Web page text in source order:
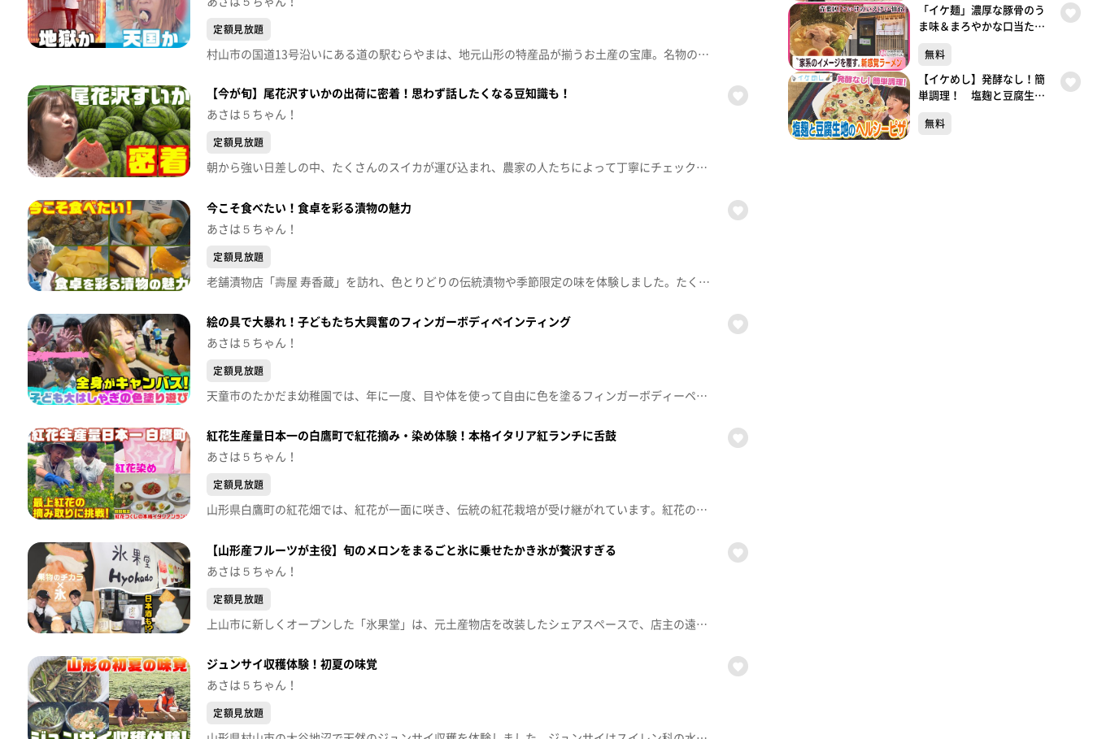
定額見放題
村山市の国道13号沿いにある道の駅むらやまは、地元山形の特産品が揃うお土産の宝庫。名物の「やみつきしみかりせん」は午前中に売り切れる希少なせんべい。「蔵王米菓のこわれせん」はコスパ抜群の人気商品です。また、村山市産フルーツを使ったゼリーや、村山ならではのそばパフェなどオリジナルスイーツも充実。名物の天ぷらそばも大好評。さらに、真夏には歩道橋が灼熱のスポットに変身し、ひんやりスイーツとの組み合わせも魅力。2029年のリニューアルを控えた注目の観光スポットです。
【今が旬】尾花沢すいかの出荷に密着！思わず話したくなる豆知識も！
あさは５ちゃん！
定額見放題
朝から強い日差しの中、たくさんのスイカが運び込まれ、農家の人たちによって丁寧にチェックされます。尾花沢すいかは、糖度や見た目、空洞の有無など厳しい基準をクリアしたものだけが出荷されます。今年の出来は特に良く、農家の皆さんも自信をもっています。軸回りや表面に少しでも傷があると規格外となり、細かい部分までこだわり抜かれています。消費者に本当においしいスイカを届けたいという強い思いがブランドを支えています。皆さんもぜひ、この旬の味を味わってみてください。
今こそ食べたい！食卓を彩る漬物の魅力
あさは５ちゃん！
定額見放題
老舗漬物店「壽屋 寿香蔵」を訪れ、色とりどりの伝統漬物や季節限定の味を体験しました。たくあんやピリ辛きゅうり、リンゴ酢のピクルス、さくらんぼ由来の乳酸菌キムチなど、素材や製法へのこだわりが光ります。漬物作り体験では大根の漬け込みに挑戦し、伝統の技を実感。併設カフェでは甘酒や果実ソーダなど地元食材のドリンクも味わえ、梅の砂糖漬け「茜姫」も人気。漬物製造現場を見学し、手作業が主であることや機械化の難しさを学びました。伝統と真心が詰まった漬物の魅力を再発見できる一日でした。
絵の具で大暴れ！子どもたち大興奮のフィンガーボディペインティング
あさは５ちゃん！
定額見放題
天童市のたかだま幼稚園では、年に一度、目や体を使って自由に色を塗るフィンガーボディーペインティングの行事が30年前から行われています。この日だけは全身がキャンバスとなり、子供たちはハイテンションで色を混ぜたり塗り合ったりしながら、思い切り汚れて遊びます。保育士を目指す短大生もサポートに加わり、園児たちは夢中に。絵の具まみれの園児たちはプールで体を洗い、保護者も家ではできない体験を楽しんでいると好意的。一層自由に表現することで子供たちの感性を育てています。
紅花生産量日本一の白鷹町で紅花摘み・染め体験！本格イタリア紅ランチに舌鼓
あさは５ちゃん！
定額見放題
山形県白鷹町の紅花畑では、紅花が一面に咲き、伝統の紅花栽培が受け継がれています。紅花の色素は99%が黄色で紅はごくわずかですが、染料や食品に利用されています。地元では紅花染め体験や紅花を使った食品、工芸品などが楽しめ、紅花まつりも開催。レストラン「SIATTACA」では、地元野菜や紅花を使った「紅ランチ」が人気。素材の美味しさを生かすシンプルな調理と旬へのこだわりが特徴で、地域文化の継承が大切にされています。
【山形産フルーツが主役】旬のメロンをまるごと氷に乗せたかき氷が贅沢すぎる
あさは５ちゃん！
定額見放題
上山市に新しくオープンした「氷果堂」は、元土産物店を改装したシェアスペースで、店主の遠藤さんが地元産果物を贅沢に使ったかき氷を提供しています。特に鶴岡産メロンの「鶴姫レッドメロンみるく」や、地元酒造の酒粕を使った大人向けかき氷を提供。メニュー名には産地や生産者名を入れるなど、地域や生産者を大切にしています。今後も地域やかき氷ファンに喜ばれるお店作りを目指していくとのことです。
ジュンサイ収穫体験！初夏の味覚
あさは５ちゃん！
定額見放題
「イケ麺」濃厚な豚骨のう
ま味＆まろやかな口当たり
けのいえけい 仙台】（仙
台・青葉区）
無料
【イケめし】発酵なし！簡
単調理！ 塩麹と豆腐生地
無料